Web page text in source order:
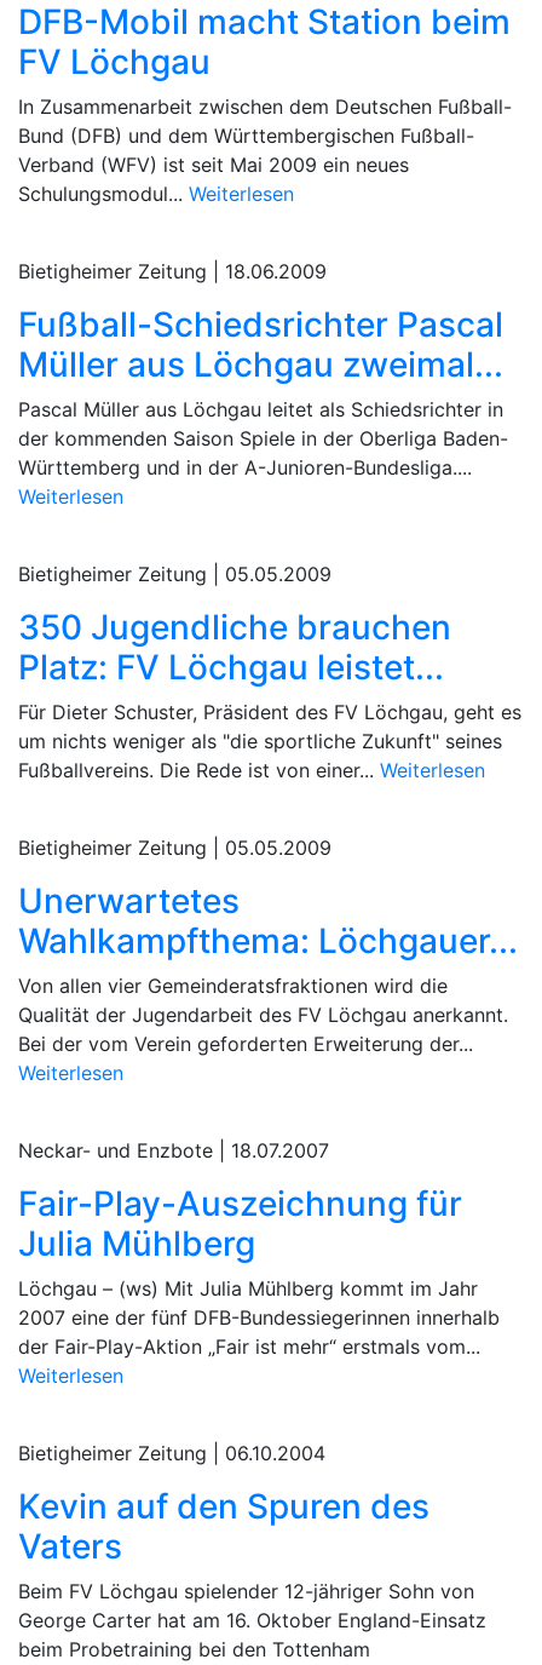
DFB-Mobil macht Station beim
FV Löchgau
In Zusammenarbeit zwischen dem Deutschen Fußball-
Bund (DFB) und dem Württembergischen Fußball-
Verband (WFV) ist seit Mai 2009 ein neues
Schulungsmodul... Weiterlesen
Bietigheimer Zeitung | 18.06.2009
Fußball-Schiedsrichter Pascal
Müller aus Löchgau zweimal...
Pascal Müller aus Löchgau leitet als Schiedsrichter in
der kommenden Saison Spiele in der Oberliga Baden-
Württemberg und in der A-Junioren-Bundesliga....
Weiterlesen
Bietigheimer Zeitung | 05.05.2009
350 Jugendliche brauchen
Platz: FV Löchgau leistet...
Für Dieter Schuster, Präsident des FV Löchgau, geht es
um nichts weniger als "die sportliche Zukunft" seines
Fußballvereins. Die Rede ist von einer... Weiterlesen
Bietigheimer Zeitung | 05.05.2009
Unerwartetes
Wahlkampfthema: Löchgauer...
Von allen vier Gemeinderatsfraktionen wird die
Qualität der Jugendarbeit des FV Löchgau anerkannt.
Bei der vom Verein geforderten Erweiterung der...
Weiterlesen
Neckar- und Enzbote | 18.07.2007
Fair-Play-Auszeichnung für
Julia Mühlberg
Löchgau – (ws) Mit Julia Mühlberg kommt im Jahr
2007 eine der fünf DFB-Bundessiegerinnen innerhalb
der Fair-Play-Aktion „Fair ist mehr“ erstmals vom...
Weiterlesen
Bietigheimer Zeitung | 06.10.2004
Kevin auf den Spuren des
Vaters
Beim FV Löchgau spielender 12-jähriger Sohn von
George Carter hat am 16. Oktober England-Einsatz
beim Probetraining bei den Tottenham